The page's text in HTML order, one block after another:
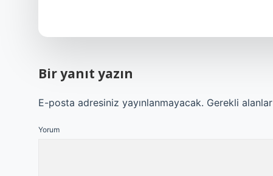
Bir yanıt yazın
E-posta adresiniz yayınlanmayacak. Gerekli alanlar
Yorum